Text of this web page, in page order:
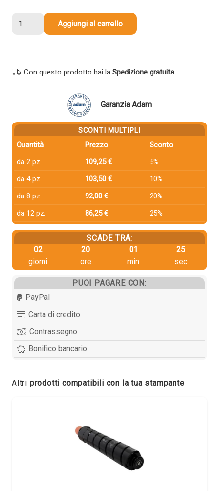
compatibile
GIALLO
Aggiungi al carrello
Con questo prodotto hai la Spedizione gratuita
Garanzia Adam
SCONTI MULTIPLI
Quantità
Prezzo
Sconto
da 2 pz.
109,25 €
5%
da 4 pz.
103,50 €
10%
da 8 pz.
92,00 €
20%
da 12 pz.
86,25 € 25%
SCADE TRA:
02
giorni
20
ore
01
min
25
sec
PUOI PAGARE CON:
PayPal
Carta di credito
Contrassegno
Bonifico bancario
Altri prodotti compatibili con la tua stampante